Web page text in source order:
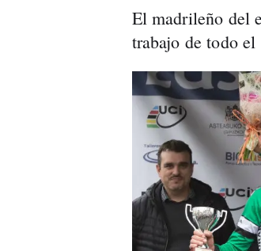
El madrileño del
trabajo de todo